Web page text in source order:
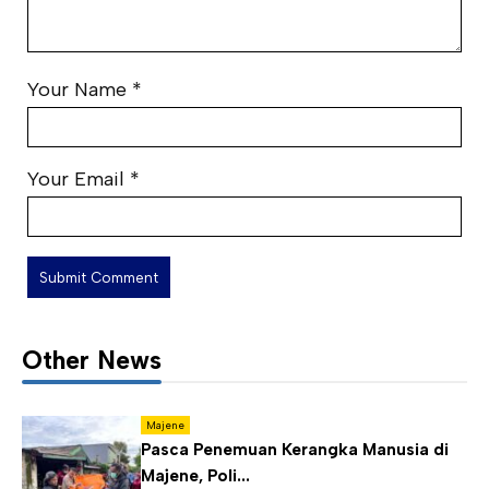
Your Name *
Your Email *
Other News
Majene
Pasca Penemuan Kerangka Manusia di
Majene, Poli...